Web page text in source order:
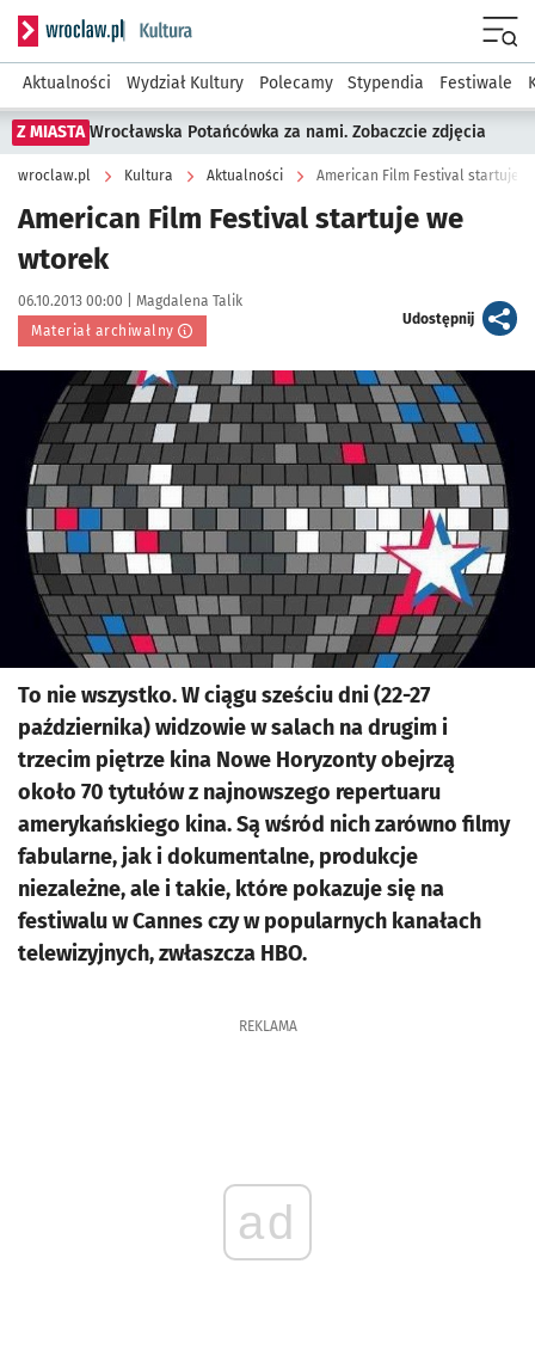
Serwis informacyjny wroclaw.pl podserwis: Kultura
Aktualności Wydział Kultury Polecamy Stypendia Festiwale
Z MIASTA Wrocławska Potańcówka za nami. Zobaczcie zdjęcia
wroclaw.pl Kultura Aktualności American Film Festival startuje
American Film Festival startuje we
wtorek
Data publikacji:
06.10.2013 00:00 | Autor:
Magdalena Talik
Materiał archiwalny
Udostępnijartykuł
Kliknij, aby powiększyć
To nie wszystko. W ciągu sześciu dni (22-27
października) widzowie w salach na drugim i
trzecim piętrze kina Nowe Horyzonty obejrzą
około 70 tytułów z najnowszego repertuaru
amerykańskiego kina. Są wśród nich zarówno filmy
fabularne, jak i dokumentalne, produkcje
niezależne, ale i takie, które pokazuje się na
festiwalu w Cannes czy w popularnych kanałach
telewizyjnych, zwłaszcza HBO.
REKLAMA
ad